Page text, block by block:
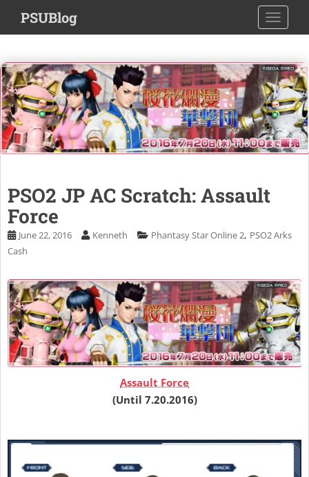
i
t
o
m
a
i
n
PSUBlog
PSO2 JP AC Scratch: Assault
Force
June 22, 2016 Kenneth Phantasy Star Online 2, PSO2 Arks
Cash
Assault Force
(Until 7.20.2016)